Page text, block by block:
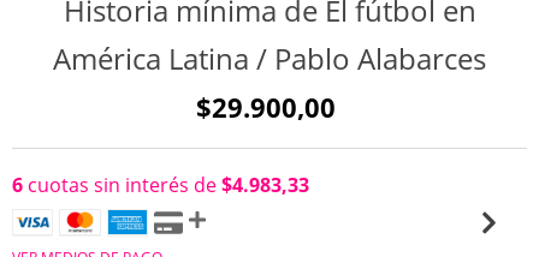
Historia mínima de El fútbol en
América Latina / Pablo Alabarces
$29.900,00
6 cuotas sin interés de$4.983,33